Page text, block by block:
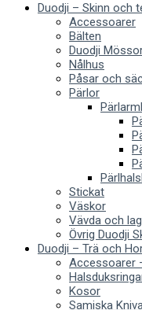
Duodji – Skinn och
Accessoarer
Bälten
Duodji
Nålhus
Påsar och
Pärlor
Stickat
Väskor
Vävda och
Övrig Duodji
Duodji – Trä och
Accessoarer
Kosor
Samiska